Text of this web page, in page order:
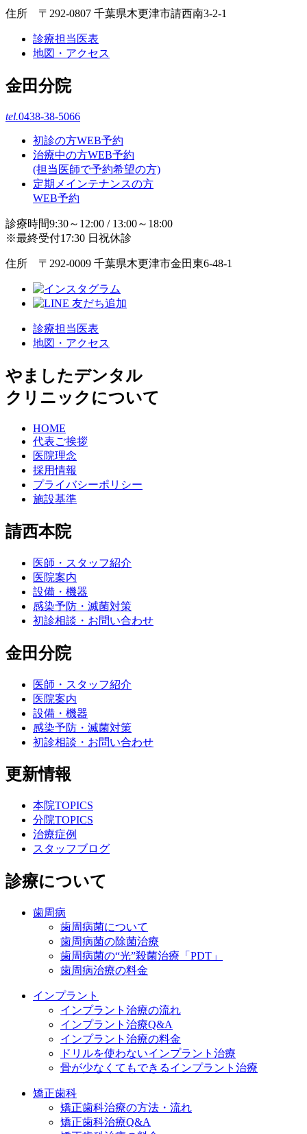
住所 〒292-0807 千葉県木更津市請西南3-2-1
診療担当医表
地図・アクセス
金田分院
tel.0438-38-5066
初診の方WEB予約
治療中の方WEB予約
(担当医師で予約希望の方)
定期メインテナンスの方
WEB予約
診療時間9:30～12:00 / 13:00～18:00
※最終受付17:30 日祝休診
住所 〒292-0009 千葉県木更津市金田東6-48-1
診療担当医表
地図・アクセス
やましたデンタル
クリニックについて
HOME
代表ご挨拶
医院理念
採用情報
プライバシーポリシー
施設基準
請西本院
医師・スタッフ紹介
医院案内
設備・機器
感染予防・滅菌対策
初診相談・お問い合わせ
金田分院
医師・スタッフ紹介
医院案内
設備・機器
感染予防・滅菌対策
初診相談・お問い合わせ
更新情報
本院TOPICS
分院TOPICS
治療症例
スタッフブログ
診療について
歯周病
歯周病菌について
歯周病菌の除菌治療
歯周病菌の“光”殺菌治療「PDT」
歯周病治療の料金
インプラント
インプラント治療の流れ
インプラント治療Q&A
インプラント治療の料金
ドリルを使わないインプラント治療
骨が少なくてもできるインプラント治療
矯正歯科
矯正歯科治療の方法・流れ
矯正歯科治療Q&A